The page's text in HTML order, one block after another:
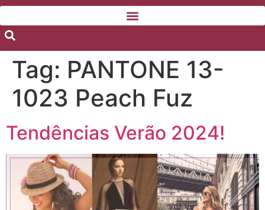
Tag: PANTONE 13-
1023 Peach Fuz
Tendências Verão 2024!